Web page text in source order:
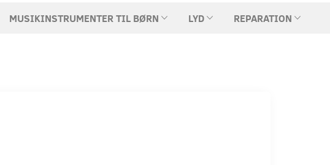
MUSIKINSTRUMENTER TIL BØRN LYD REPARATION